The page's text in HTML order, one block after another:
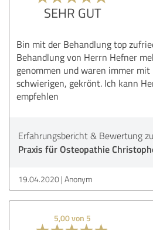
SEHR GUT
Bin mit der Behandlung top
Behandlung von Herrn Hefner
genommen und waren immer
schwierigen, gekrönt. Ich kann
empfehlen
Erfahrungsbericht & Bewertung
Praxis für Osteopathie
19.04.2020 Anonym
5,00 von 5